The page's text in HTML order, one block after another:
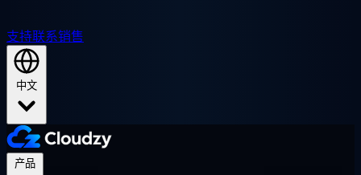
支持联系销售
中文